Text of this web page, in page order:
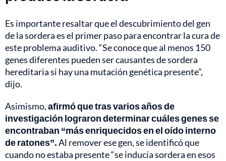
Es importante resaltar que el descubrimiento del gen
de la sordera es el primer paso para encontrar la cura de
este problema auditivo. “Se conoce que al menos 150
genes diferentes pueden ser causantes de sordera
hereditaria si hay una mutación genética presente”,
dijo.
Asimismo,afirmó que tras varios años de
investigación lograron determinar cuáles genes se
encontraban “más enriquecidos en el oído interno
de ratones”.Al remover ese gen, se identificó que
cuando no estaba presente “se inducía sordera en esos